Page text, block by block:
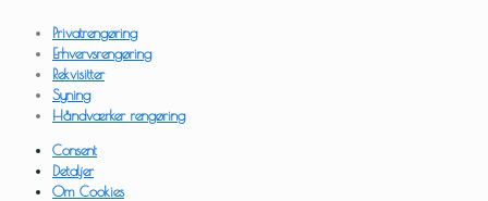
Privatrengøring
Erhvervsrengøring
Rekvisitter
Syning
Håndværker rengøring
Consent
Detaljer
Om Cookies